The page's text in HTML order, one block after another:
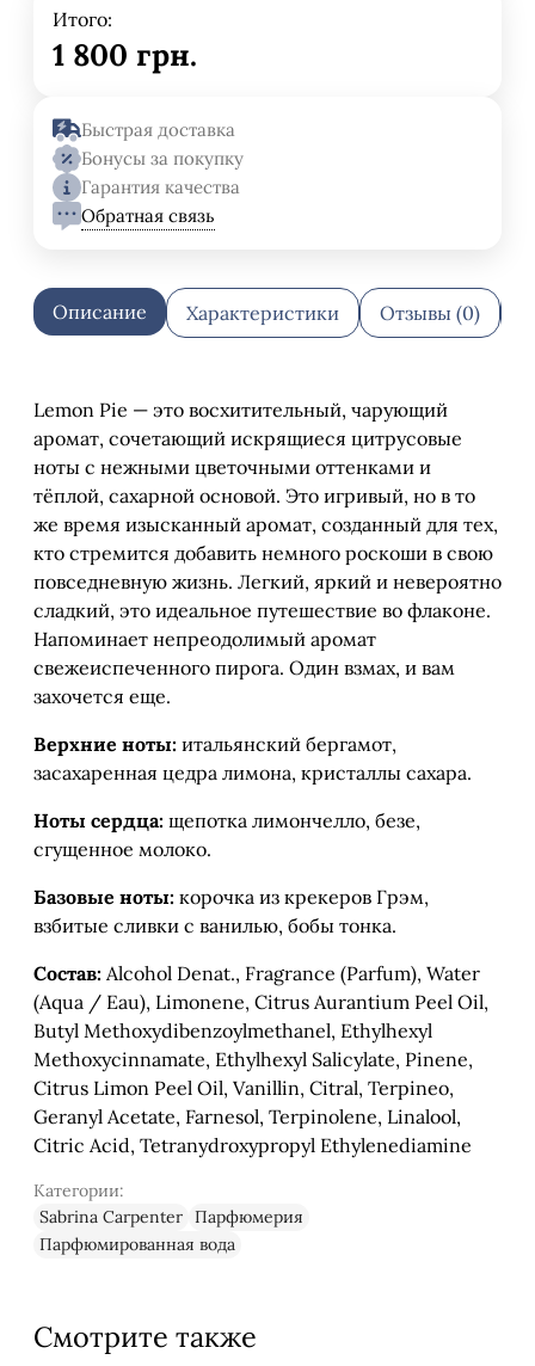
Итого:
1 800 грн.
Быстрая доставка
Бонусы за покупку
Гарантия качества
Обратная связь
Описание Характеристики Отзывы (0)
Lemon Pie — это восхитительный, чарующий
аромат, сочетающий искрящиеся цитрусовые
ноты с нежными цветочными оттенками и
тёплой, сахарной основой. Это игривый, но в то
же время изысканный аромат, созданный для тех,
кто стремится добавить немного роскоши в свою
повседневную жизнь. Легкий, яркий и невероятно
сладкий, это идеальное путешествие во флаконе.
Напоминает непреодолимый аромат
свежеиспеченного пирога. Один взмах, и вам
захочется еще.
Верхние ноты: итальянский бергамот,
засахаренная цедра лимона, кристаллы сахара.
Ноты сердца: щепотка лимончелло, безе,
сгущенное молоко.
Базовые ноты: корочка из крекеров Грэм,
взбитые сливки с ванилью, бобы тонка.
Состав: Alcohol Denat., Fragrance (Parfum), Water
(Aqua / Eau), Limonene, Citrus Aurantium Peel Oil,
Butyl Methoxydibenzoylmethanel, Ethylhexyl
Methoxycinnamate, Ethylhexyl Salicylate, Pinene,
Citrus Limon Peel Oil, Vanillin, Citral, Terpineo,
Geranyl Acetate, Farnesol, Terpinolene, Linalool,
Citric Acid, Tetranydroxypropyl Ethylenediamine
Категории:
Sabrina Carpenter Парфюмерия
Парфюмированная вода
Смотрите также